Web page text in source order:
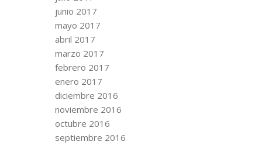
junio 2017
mayo 2017
abril 2017
marzo 2017
febrero 2017
enero 2017
diciembre 2016
noviembre 2016
octubre 2016
septiembre 2016